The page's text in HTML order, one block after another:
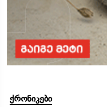
ქრონიკები